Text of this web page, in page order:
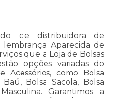
de distribuidora de
lembrança Aparecida de
que a Loja de Bolsas
opções variadas do
Acessórios, como Bolsa
Bolsa Sacola, Bolsa
Garantimos a